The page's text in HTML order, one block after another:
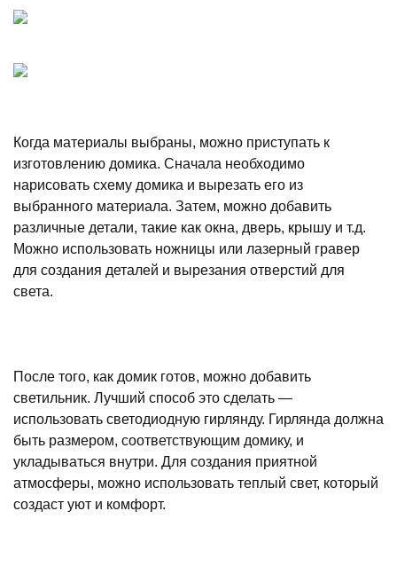
Когда материалы выбраны, можно приступать к
изготовлению домика. Сначала необходимо
нарисовать схему домика и вырезать его из
выбранного материала. Затем, можно добавить
различные детали, такие как окна, дверь, крышу и т.д.
Можно использовать ножницы или лазерный гравер
для создания деталей и вырезания отверстий для
света.
После того, как домик готов, можно добавить
светильник. Лучший способ это сделать —
использовать светодиодную гирлянду. Гирлянда должна
быть размером, соответствующим домику, и
укладываться внутри. Для создания приятной
атмосферы, можно использовать теплый свет, который
создаст уют и комфорт.